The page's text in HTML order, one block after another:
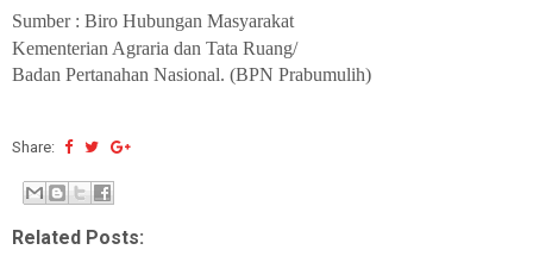
Sumber : Biro Hubungan Masyarakat
Kementerian Agraria dan Tata Ruang/
Badan Pertanahan Nasional. (BPN Prabumulih)
Share:
Related Posts: